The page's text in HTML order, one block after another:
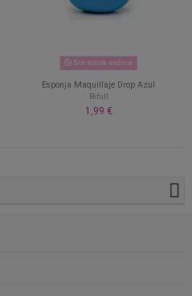
Sin stock online
Esponja Maquillaje Drop Azul
Bifull
1,99 €